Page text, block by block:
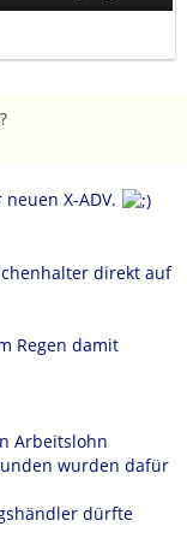
X-ADV.
direkt auf
Regen damit
Arbeitslohn
wurden dafür
dürfte